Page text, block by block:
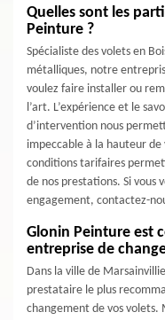
Quelles sont les
Peinture ?
Spécialiste des volets en
métalliques, notre
voulez faire installer ou
l’art. L’expérience et le
d’intervention nous
impeccable à la hauteur de
conditions tarifaires
de nos prestations. Si vous
engagement, contactez-
Glonin Peinture est
entreprise de
Dans la ville de
prestataire le plus
changement de vos volets.